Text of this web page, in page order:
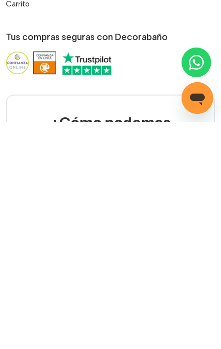
Carrito
Tus compras seguras con Decorabaño
¿Cómo podemos